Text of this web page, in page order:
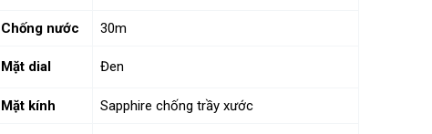
Chống nước 30m
Mặt dial Đen
Mặt kính Sapphire chống trầy xước